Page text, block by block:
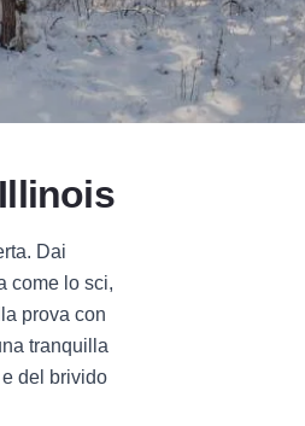
Dai
come lo sci,
prova con
tranquilla
del brivido